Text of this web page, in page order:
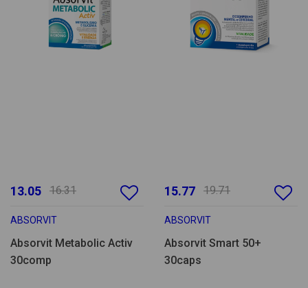
13.05 16.31
ABSORVIT
Absorvit Metabolic Activ
30comp
15.77 19.71
ABSORVIT
Absorvit Smart 50+
30caps